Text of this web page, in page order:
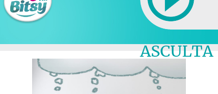
ASCULTA
LIVE